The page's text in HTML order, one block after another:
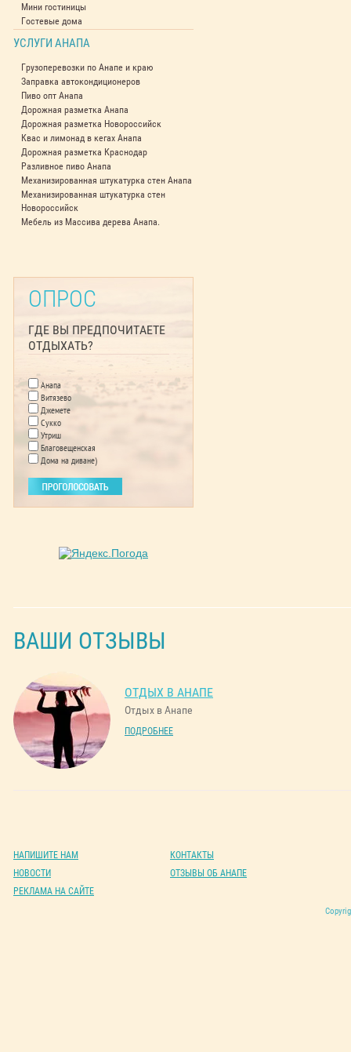
Мини гостиницы
Гостевые дома
УСЛУГИ АНАПА
Грузоперевозки по Анапе и краю
Заправка автокондиционеров
Пиво опт Анапа
Дорожная разметка Анапа
Дорожная разметка Новороссийск
Квас и лимонад в кегах Анапа
Дорожная разметка Краснодар
Разливное пиво Анапа
Механизированная штукатурка стен Анапа
Механизированная штукатурка стен
Новороссийск
Мебель из Массива дерева Анапа.
ОПРОС
ГДЕ ВЫ ПРЕДПОЧИТАЕТЕ
ОТДЫХАТЬ?
Анапа
Витязево
Джемете
Сукко
Утриш
Благовещенская
Дома на диване)
ВАШИ ОТЗЫВЫ
ОТДЫХ В АНАПЕ
Отдых в Анапе
ПОДРОБНЕЕ
НАПИШИТЕ НАМ
НОВОСТИ
РЕКЛАМА НА САЙТЕ
КОНТАКТЫ
ОТЗЫВЫ ОБ АНАПЕ